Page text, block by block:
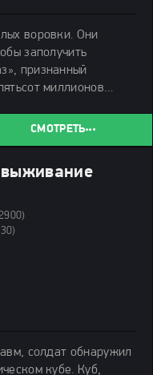
воровки. Они
заполучить
признанный
миллионов
Однако всё
СМОТРЕТЬ
солдат обнаружил
кубе. Куб,